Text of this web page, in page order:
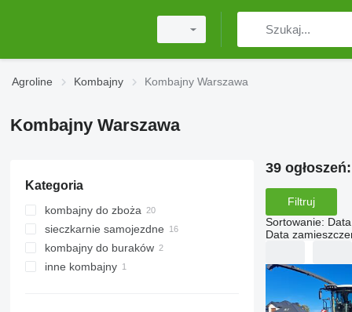
Agroline Kombajny Kombajny Warszawa
Kombajny Warszawa
Kategoria
kombajny do zboża
sieczkarnie samojezdne
kombajny do buraków
inne kombajny
39 ogłoszeń:
Filtruj
Sortowanie:
Data